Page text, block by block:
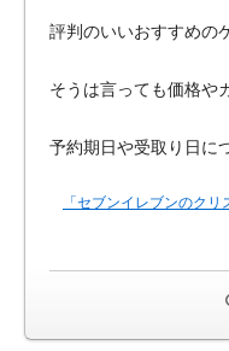
評判のいいおすすめの
そうは言っても価格や
予約期日や受取り日に
「セブンイレブンのク